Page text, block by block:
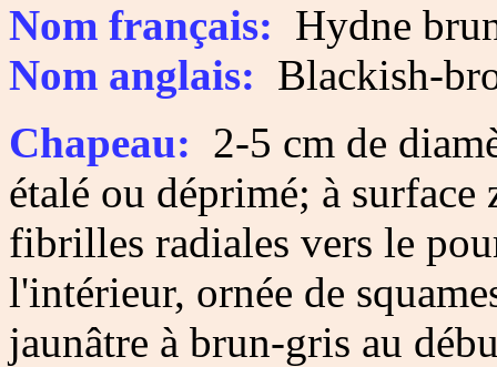
Nom français: Hydne
Nom anglais: Blackish-
Chapeau: 2-5 cm de
étalé ou déprimé; à surface
fibrilles radiales vers le
l'intérieur, ornée de
jaunâtre à brun-gris au